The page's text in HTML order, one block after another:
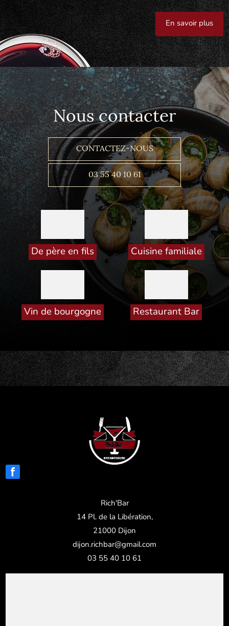
En savoir plus
Nous contacter
CONTACTEZ-NOUS
03 55 40 10 61
De père en fils Cuisine familiale
Vin de bourgogne Restaurant Bar
Rich'Bar
14 Pl. de la Libération,
21000 Dijon
dijon.richbar@gmail.com
03 55 40 10 61